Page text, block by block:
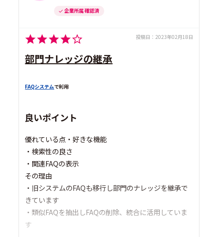
企業所属 確認済
投稿日： 2023年02月18日
部門ナレッジの継承
FAQシステムで利用
良いポイント
優れている点・好きな機能
・検索性の良さ
・関連FAQの表示
その理由
・旧システムのFAQも移行し部門のナレッジを継承で
きています
・類似FAQを抽出しFAQの削除、統合に活用していま
す